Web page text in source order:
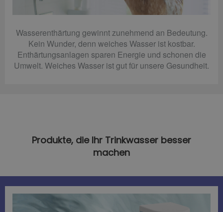
Wasserenthärtung gewinnt zunehmend an Bedeutung.
Kein Wunder, denn weiches Wasser ist kostbar.
Enthärtungsanlagen sparen Energie und schonen die
Umwelt. Weiches Wasser ist gut für unsere Gesundheit.
Produkte, die Ihr Trinkwasser besser
machen